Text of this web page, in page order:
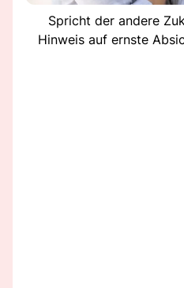
Spricht der andere
Hinweis auf ernste